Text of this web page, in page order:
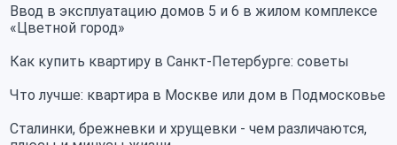
Ввод в эксплуатацию домов 5 и 6 в жилом комплексе
«Цветной город»
Как купить квартиру в Санкт-Петербурге: советы
Что лучше: квартира в Москве или дом в Подмосковье
Сталинки, брежневки и хрущевки - чем различаются,